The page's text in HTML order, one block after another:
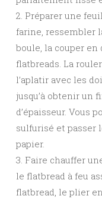
2. Préparer une
farine, ressembler
boule, la couper
flatbreads. La
l’aplatir avec les
jusqu’à obtenir un
d’épaisseur. Vous
sulfurisé et passer
papier.
3. Faire chauffer
le flatbread à feu
flatbread, le plier